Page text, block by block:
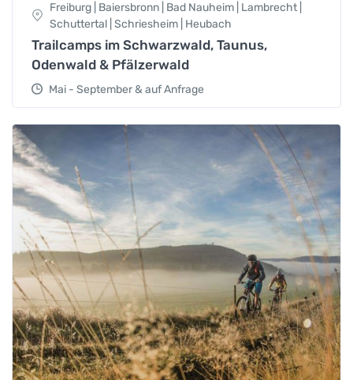
Freiburg | Baiersbronn | Bad Nauheim | Lambrecht |
Schuttertal | Schriesheim | Heubach
Trailcamps im Schwarzwald, Taunus,
Odenwald & Pfälzerwald
Mai - September & auf Anfrage